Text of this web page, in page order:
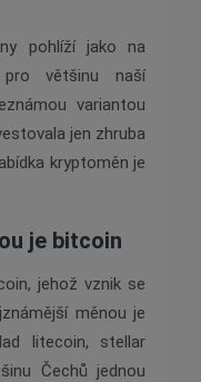
pohlíží jako na
většinu naší
variantou
jen zhruba
kryptoměn je
je bitcoin
jehož vznik se
měnou je
litecoin, stellar
Čechů jednou